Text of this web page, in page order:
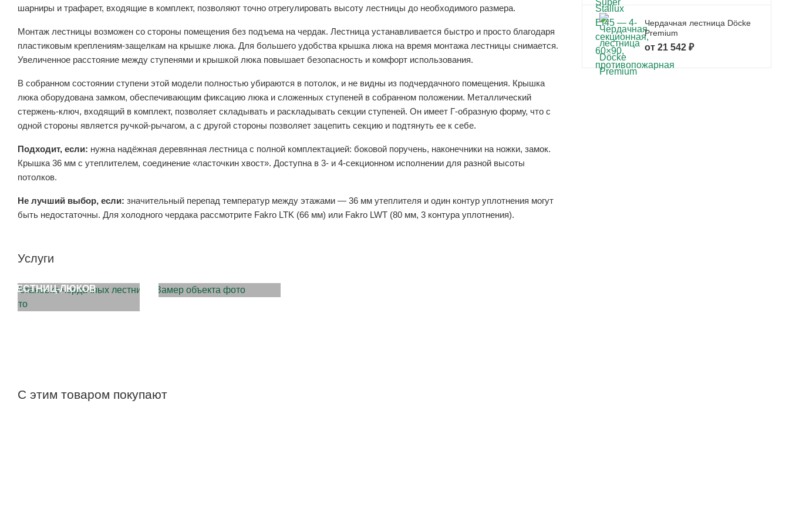
шарниры и трафарет, входящие в комплект, позволяют точно отрегулировать высоту лестницы до необходимого размера.
Монтаж лестницы возможен со стороны помещения без подъема на чердак. Лестница устанавливается быстро и просто благодаря
пластиковым креплениям-защелкам на крышке люка. Для большего удобства крышка люка на время монтажа лестницы снимается.
Увеличенное расстояние между ступенями и крышкой люка повышает безопасность и комфорт использования.
В собранном состоянии ступени этой модели полностью убираются в потолок, и не видны из подчердачного помещения. Крышка
люка оборудована замком, обеспечивающим фиксацию люка и сложенных ступеней в собранном положении. Металлический
стержень-ключ, входящий в комплект, позволяет складывать и раскладывать секции ступеней. Он имеет Г-образную форму, что с
одной стороны является ручкой-рычагом, а с другой стороны позволяет зацепить секцию и подтянуть ее к себе.
Подходит, если: нужна надёжная деревянная лестница с полной комплектацией: боковой поручень, наконечники на ножки, замок.
Крышка 36 мм с утеплителем, соединение «ласточкин хвост». Доступна в 3- и 4-секционном исполнении для разной высоты
потолков.
Не лучший выбор, если: значительный перепад температур между этажами — 36 мм утеплителя и один контур уплотнения могут
быть недостаточны. Для холодного чердака рассмотрите Fakro LTK (66 мм) или Fakro LWT (80 мм, 3 контура уплотнения).
Услуги
ЛЕСТНИЦ-ЛЮКОВ
Чердачная лестница Döcke
Premium
от 21 542 ₽
С этим товаром покупают